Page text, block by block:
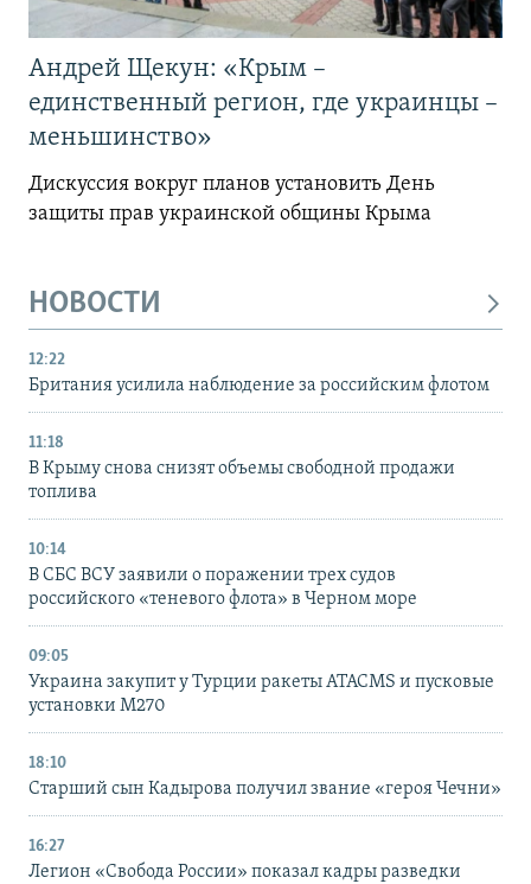
Андрей Щекун: «Крым –
единственный регион, где украинцы –
меньшинство»
Дискуссия вокруг планов установить День
защиты прав украинской общины Крыма
НОВОСТИ
12:22
Британия усилила наблюдение за российским флотом
11:18
В Крыму снова снизят объемы свободной продажи
топлива
10:14
В СБС ВСУ заявили о поражении трех судов
российского «теневого флота» в Черном море
09:05
Украина закупит у Турции ракеты ATACMS и пусковые
установки M270
18:10
Старший сын Кадырова получил звание «героя Чечни»
16:27
Легион «Свобода России» показал кадры разведки